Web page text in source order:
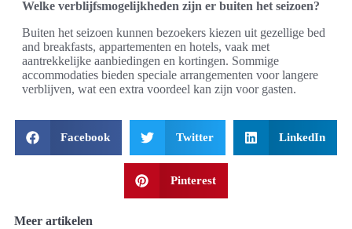
Welke verblijfsmogelijkheden zijn er buiten het seizoen?
Buiten het seizoen kunnen bezoekers kiezen uit gezellige bed
and breakfasts, appartementen en hotels, vaak met
aantrekkelijke aanbiedingen en kortingen. Sommige
accommodaties bieden speciale arrangementen voor langere
verblijven, wat een extra voordeel kan zijn voor gasten.
Facebook Twitter LinkedIn
Pinterest
Meer artikelen